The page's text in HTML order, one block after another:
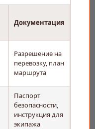
Документация
Разрешение на
перевозку, план
маршрута
Паспорт
безопасности,
инструкция для
экипажа